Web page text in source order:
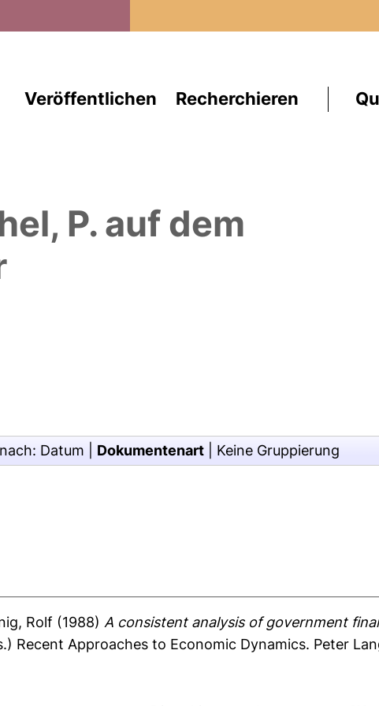
Veröffentlichen Recherchieren
P. auf dem
Datum Dokumentenart| Keine Gruppierung
Rolf (1988) A consistent analysis of government
Recent Approaches to Economic Dynamics. Peter